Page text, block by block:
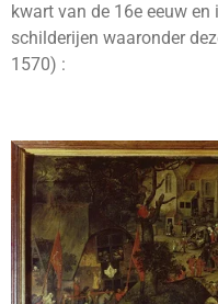
kwart van de 16e eeuw
schilderijen waaronder
1570) :